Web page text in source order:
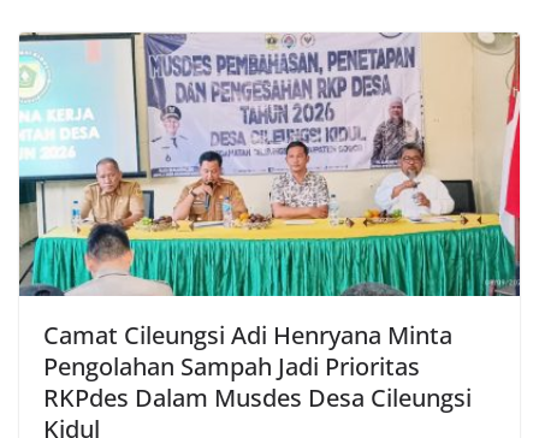
Camat Cileungsi Adi Henryana Minta
Pengolahan Sampah Jadi Prioritas
RKPdes Dalam Musdes Desa Cileungsi
Kidul